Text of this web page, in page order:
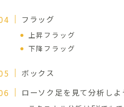
フラッグ
上昇フラッグ
下降フラッグ
ボックス
ローソク足を見て分析し